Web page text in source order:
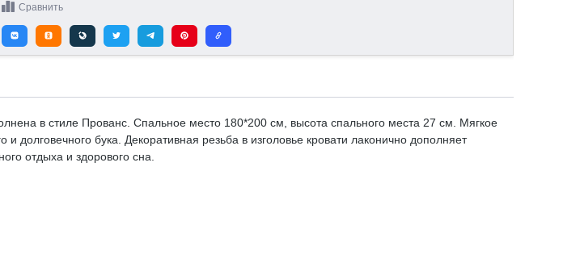
Сравнить
в стиле Прованс. Спальное место 180*200 см, высота спального места 27 см. Мягкое
долговечного бука. Декоративная резьба в изголовье кровати лаконично дополняет
отдыха и здорового сна